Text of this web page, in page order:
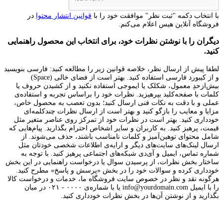
با انتخاب دکمه "ثبت نظر" موافقت خود را با قوانین انتشار محتوا در
فروشگاه آنلاین هیس اعلام می‌کنم.
دیگران را با نوشتن نظرات خود، برای انتخاب این محصول راهنمایی
کنید.
لطفا پیش از ارسال نظر، خلاصه قوانین زیر را مطالعه کنید: فارسی بنویسید
و از کیبورد فارسی استفاده کنید. بهتر است از فضای خالی (Space)
بیش‌از‌حدِ معمول، شکلک یا ایموجی استفاده نکنید و از کشیدن حروف یا
کلمات با صفحه‌کلید بپرهیزید. نظرات خود را براساس تجربه و استفاده‌ی
عملی و با دقت به نکات فنی ارسال کنید؛ بدون تعصب به محصول خاص،
مزایا و معایب را بازگو کنید و بهتر است از ارسال نظرات چندکلمه‌‌ای
خودداری کنید. بهتر است در نظرات خود از تمرکز روی عناصر متغیر مثل
قیمت، پرهیز کنید. به کاربران و سایر اشخاص احترام بگذارید. پیام‌هایی که
شامل محتوای توهین‌آمیز و کلمات نامناسب باشند، حذف می‌شوند. از
ارسال لینک‌های سایت‌های دیگر و ارایه‌ی اطلاعات شخصی خودتان مثل
شماره تماس، ایمیل و آی‌دی شبکه‌های اجتماعی پرهیز کنید. با توجه به
ساختار بخش نظرات، از پرسیدن سوال یا درخواست راهنمایی در این بخش
خودداری کرده و سوالات خود را در بخش «پرسش و پاسخ» مطرح کنید.
هرگونه نقد و نظر در خصوص سایت فروشگاه ما، خدمات و درخواست کالا
را با ایمیل info@yourdomain.com یا با شماره‌ی ۰۰۰۰ - ۰۲۱ در میان
بگذارید و از نوشتن آن‌ها در بخش نظرات خودداری کنید.